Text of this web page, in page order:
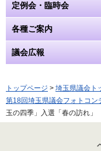
定例会・臨時会
各種ご案内
議会広報
トップページ > 埼玉県議会ト
第18回埼玉県議会フォトコン
玉の四季」入選「春の訪れ」